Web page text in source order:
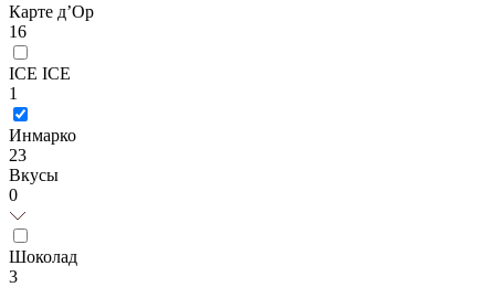
Карте д’Ор
16
ICE ICE
1
Инмарко
23
Вкусы
0
Шоколад
3